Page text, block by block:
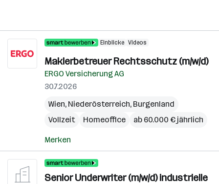
Einblicke Videos
Maklerbetreuer Rechtsschutz (m/w/d)
ERGO Versicherung AG
30.7.2026
Wien, Niederösterreich, Burgenland
Vollzeit
Homeoffice ab 60.000 € jährlich
Merken
Senior Underwriter (m/w/d) industrielle